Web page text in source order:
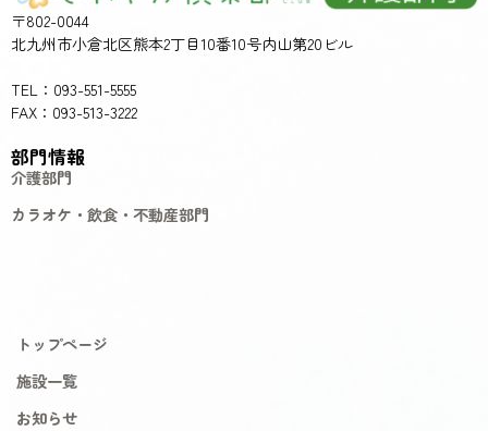
〒802-0044
北九州市小倉北区熊本2丁目10番10号内山第20ビル
TEL：093-551-5555
FAX：093-513-3222
部門情報
介護部門
カラオケ・飲食・不動産部門
トップページ
施設一覧
お知らせ